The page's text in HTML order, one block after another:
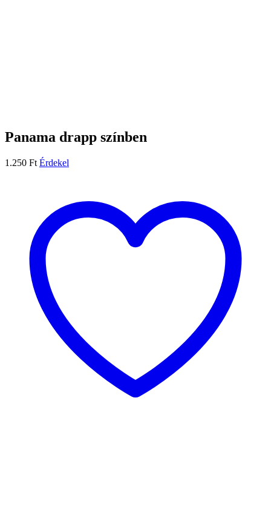
Panama drapp színben
1.250 Ft Érdekel